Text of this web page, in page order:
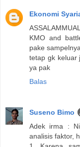
Ekonomi
KMO and
pake
tetap gk keluar
ya pak
Balas
Suseno Bimo
Adek irma :
analisis faktor,